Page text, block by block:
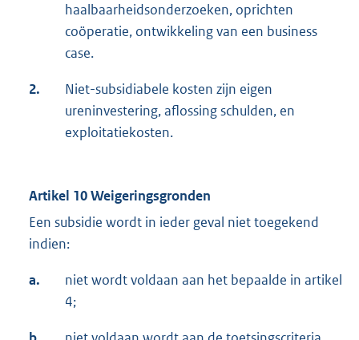
haalbaarheidsonderzoeken, oprichten
coöperatie, ontwikkeling van een business
case.
2.
Niet-subsidiabele kosten zijn eigen
ureninvestering, aflossing schulden, en
exploitatiekosten.
Artikel 10 Weigeringsgronden
Een subsidie wordt in ieder geval niet toegekend
indien:
a.
niet wordt voldaan aan het bepaalde in artikel
4;